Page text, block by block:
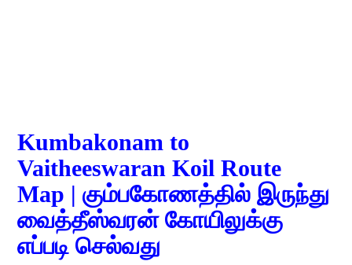
Kumbakonam to
Vaitheeswaran Koil Route
Map | கும்பகோணத்தில் இருந்து
வைத்தீஸ்வரன் கோயிலுக்கு
எப்படி செல்வது